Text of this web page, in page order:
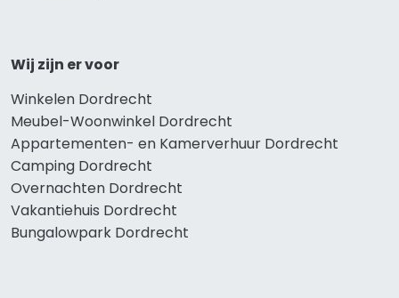
Wij zijn er voor
Winkelen Dordrecht
Meubel-Woonwinkel Dordrecht
Appartementen- en Kamerverhuur Dordrecht
Camping Dordrecht
Overnachten Dordrecht
Vakantiehuis Dordrecht
Bungalowpark Dordrecht